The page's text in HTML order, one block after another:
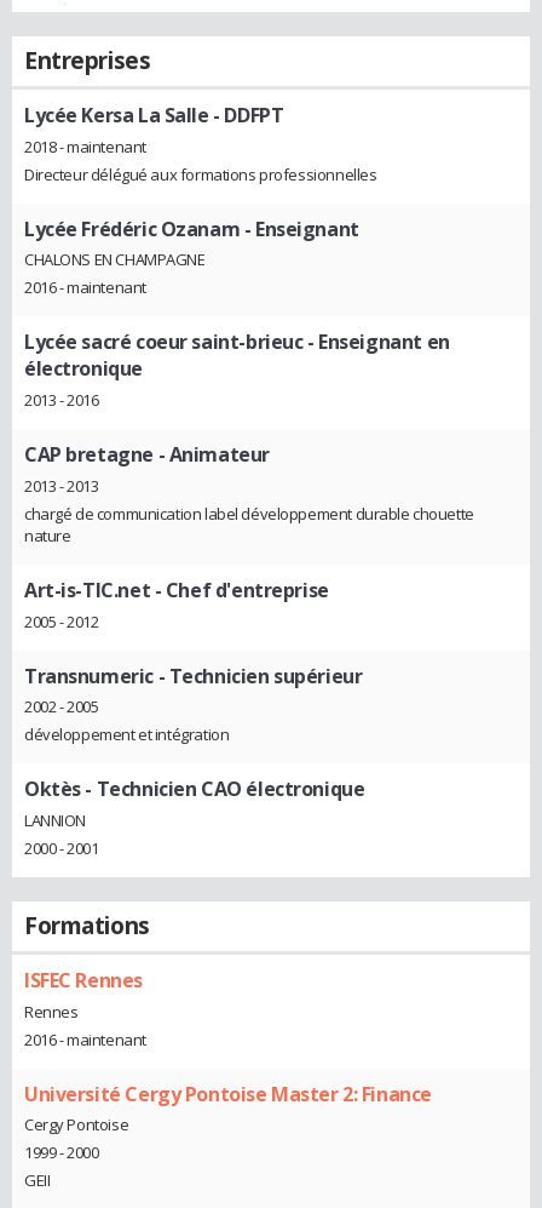
Entreprises
Lycée Kersa La Salle - DDFPT
2018 - maintenant
Directeur délégué aux formations professionnelles
Lycée Frédéric Ozanam - Enseignant
CHALONS EN CHAMPAGNE
2016 - maintenant
Lycée sacré coeur saint-brieuc- Enseignant en
électronique
2013 - 2016
CAP bretagne - Animateur
2013 - 2013
chargé de communication label développement durable chouette
nature
Art-is-TIC.net - Chef d'entreprise
2005 - 2012
Transnumeric- Technicien supérieur
2002 - 2005
développement et intégration
Oktès- Technicien CAO électronique
LANNION
2000 - 2001
Formations
ISFEC Rennes
Rennes
2016 - maintenant
Université Cergy Pontoise Master 2: Finance
Cergy Pontoise
1999 - 2000
GEII